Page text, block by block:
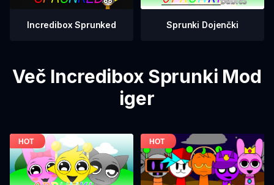
Incredibox Sprunked Sprunki Dojenčki
Več Incredibox Sprunki Mod
iger